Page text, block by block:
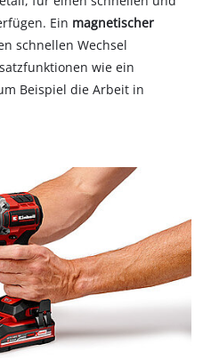
Ein magnetischer
schnellen Wechsel
wie ein
Beispiel die Arbeit in